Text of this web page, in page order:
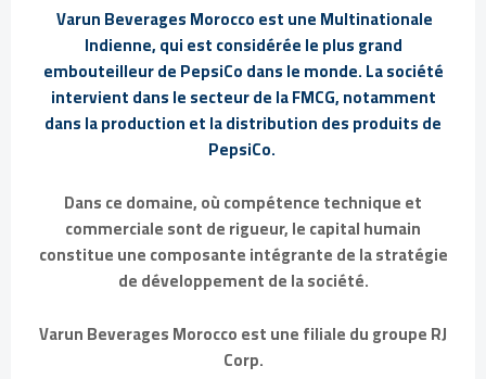
Varun Beverages Morocco est une Multinationale
Indienne, qui est considérée le plus grand
embouteilleur de PepsiCo dans le monde. La société
intervient dans le secteur de la FMCG, notamment
dans la production et la distribution des produits de
PepsiCo.
Dans ce domaine, où compétence technique et
commerciale sont de rigueur, le capital humain
constitue une composante intégrante de la stratégie
de développement de la société.
Varun Beverages Morocco est une filiale du groupe RJ
Corp.